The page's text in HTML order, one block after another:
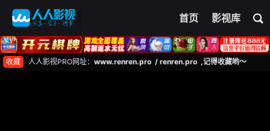
首页 影视库
收藏 人人影视PRO网址： www.renren.pro / renren.pro ,记得收藏哟～